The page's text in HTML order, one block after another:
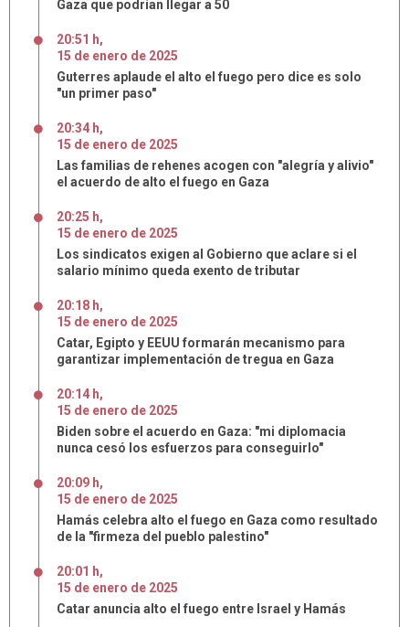
Gaza que podrían llegar a 50
20:51 h,
15 de enero de 2025
Guterres aplaude el alto el fuego pero dice es solo
"un primer paso"
20:34 h,
15 de enero de 2025
Las familias de rehenes acogen con "alegría y alivio"
el acuerdo de alto el fuego en Gaza
20:25 h,
15 de enero de 2025
Los sindicatos exigen al Gobierno que aclare si el
salario mínimo queda exento de tributar
20:18 h,
15 de enero de 2025
Catar, Egipto y EEUU formarán mecanismo para
garantizar implementación de tregua en Gaza
20:14 h,
15 de enero de 2025
Biden sobre el acuerdo en Gaza: "mi diplomacia
nunca cesó los esfuerzos para conseguirlo"
20:09 h,
15 de enero de 2025
Hamás celebra alto el fuego en Gaza como resultado
de la "firmeza del pueblo palestino"
20:01 h,
15 de enero de 2025
Catar anuncia alto el fuego entre Israel y Hamás